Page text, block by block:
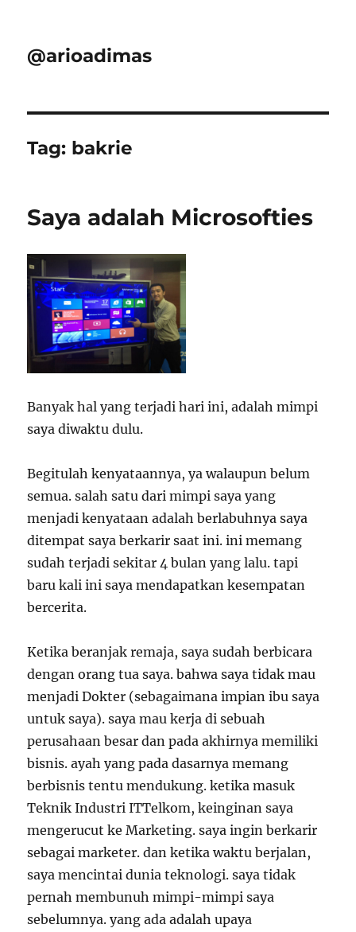
@arioadimas
Tag: bakrie
Saya adalah Microsofties
Banyak hal yang terjadi hari ini, adalah mimpi
saya diwaktu dulu.
Begitulah kenyataannya, ya walaupun belum
semua. salah satu dari mimpi saya yang
menjadi kenyataan adalah berlabuhnya saya
ditempat saya berkarir saat ini. ini memang
sudah terjadi sekitar 4 bulan yang lalu. tapi
baru kali ini saya mendapatkan kesempatan
bercerita.
Ketika beranjak remaja, saya sudah berbicara
dengan orang tua saya. bahwa saya tidak mau
menjadi Dokter (sebagaimana impian ibu saya
untuk saya). saya mau kerja di sebuah
perusahaan besar dan pada akhirnya memiliki
bisnis. ayah yang pada dasarnya memang
berbisnis tentu mendukung. ketika masuk
Teknik Industri ITTelkom, keinginan saya
mengerucut ke Marketing. saya ingin berkarir
sebagai marketer. dan ketika waktu berjalan,
saya mencintai dunia teknologi. saya tidak
pernah membunuh mimpi-mimpi saya
sebelumnya. yang ada adalah upaya